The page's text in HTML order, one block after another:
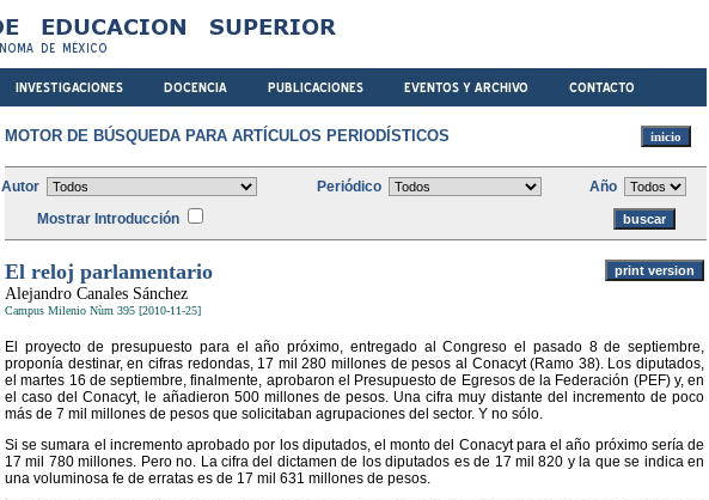
MOTOR DE BÚSQUEDA PARA ARTÍCULOS PERIODÍSTICOS
Autor Periódico
Año
Mostrar Introducción
El reloj parlamentario
Alejandro Canales Sánchez
Campus Milenio Nùm 395 [2010-11-25]
El proyecto de presupuesto para el año próximo, entregado al Congreso el pasado 8 de septiembre,
proponía destinar, en cifras redondas, 17 mil 280 millones de pesos al Conacyt (Ramo 38). Los diputados,
el martes 16 de septiembre, finalmente, aprobaron el Presupuesto de Egresos de la Federación (PEF) y, en
el caso del Conacyt, le añadieron 500 millones de pesos. Una cifra muy distante del incremento de poco
más de 7 mil millones de pesos que solicitaban agrupaciones del sector. Y no sólo.
Si se sumara el incremento aprobado por los diputados, el monto del Conacyt para el año próximo sería de
17 mil 780 millones. Pero no. La cifra del dictamen de los diputados es de 17 mil 820 y la que se indica en
una voluminosa fe de erratas es de 17 mil 631 millones de pesos.